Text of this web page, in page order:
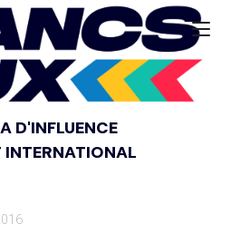
D'INFLUENCE
INTERNATIONAL